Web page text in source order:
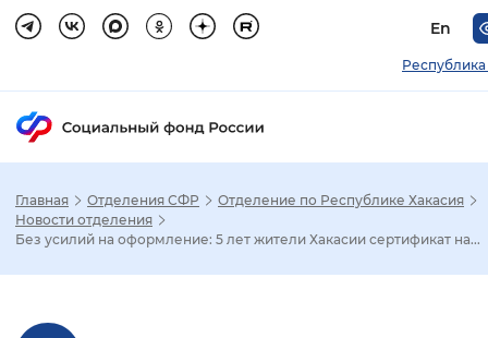
En
Республика
Настройка режима отображения
Главная Отделения СФР
Отделение по Республике Хакасия
Новости отделения
Без усилий на оформление: 5 лет жители Хакасии сертификат на...